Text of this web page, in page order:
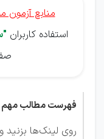
منابع
استفاده کاربران
فهرست مطالب مهم
روی لینک‌ها بزنید